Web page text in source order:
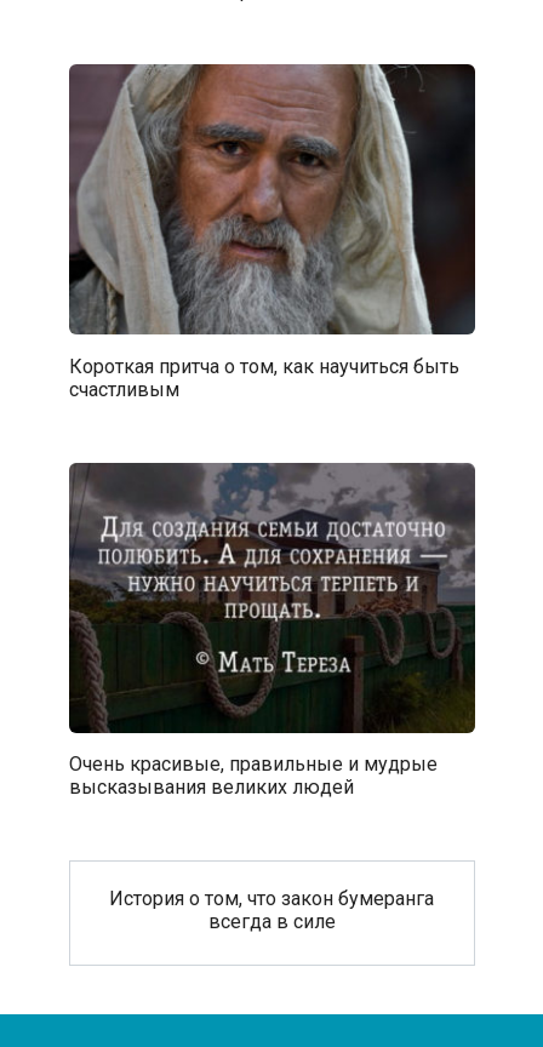
Короткая притча о том, как научиться быть
счастливым
Очень красивые, правильные и мудрые
высказывания великих людей
История о том, что закон бумеранга
всегда в силе